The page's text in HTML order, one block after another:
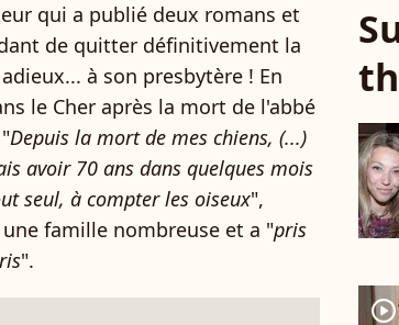
qui a publié deux romans et
de quitter définitivement la
à son presbytère ! En
le Cher après la mort de l'abbé
Depuis la mort de mes chiens, (...)
avoir 70 ans dans quelques mois
seul, à compter les oiseux",
famille nombreuse et a "pris
".
player2